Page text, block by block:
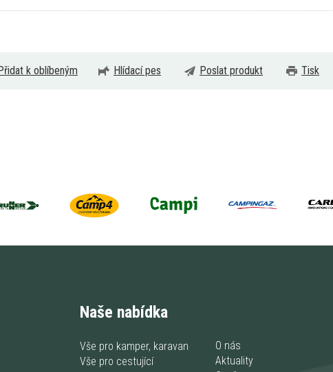
k oblíbeným Hlídací pes Poslat produkt Tisk
Naše nabídka
Vše pro kamper, karavan
Vše pro cestující
O nás
Aktuality